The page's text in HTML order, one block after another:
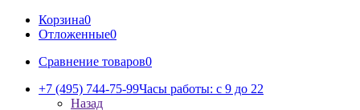
Корзина0
Отложенные0
Сравнение товаров0
+7 (495) 744-75-99Часы работы: c 9 до 22
Назад